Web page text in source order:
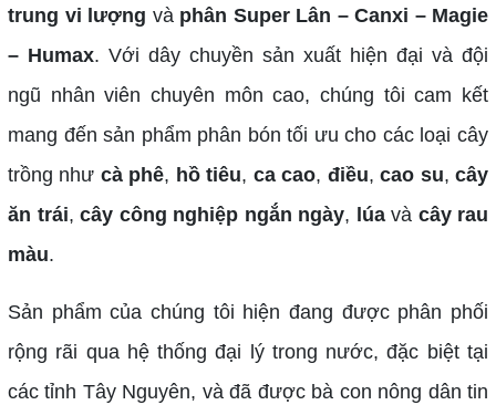
trung vi lượng và phân Super Lân – Canxi – Magie
– Humax. Với dây chuyền sản xuất hiện đại và đội
ngũ nhân viên chuyên môn cao, chúng tôi cam kết
mang đến sản phẩm phân bón tối ưu cho các loại cây
trồng như cà phê, hồ tiêu, ca cao, điều,cao su,cây
ăn trái, cây công nghiệp ngắn ngày, lúavà cây rau
màu.
Sản phẩm của chúng tôi hiện đang được phân phối
rộng rãi qua hệ thống đại lý trong nước, đặc biệt tại
các tỉnh Tây Nguyên, và đã được bà con nông dân tin